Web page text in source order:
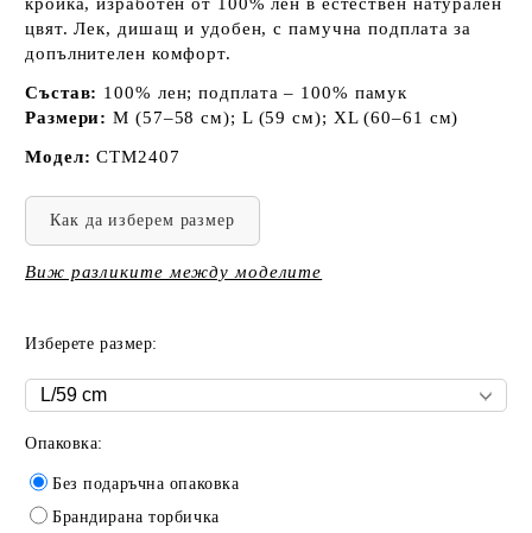
цвят. Лек, дишащ и удобен, с памучна подплата за
допълнителен комфорт.
Състав: 100% лен; подплата – 100% памук
Размери: M (57–58 см); L (59 см); XL (60–61 см)
Модел: CTM2407
Как да изберем размер
Виж разликите между моделите
Изберете размер:
Опаковка:
Без подаръчна опаковка
Брандирана торбичка